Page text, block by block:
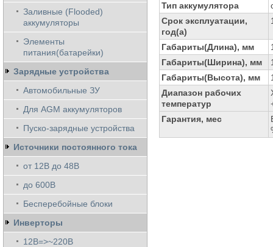
Тип аккумулятора
Срок эксплуатации,
год(а)
Габариты(Длина), мм
Габариты(Ширина), мм
Габариты(Высота), мм
Диапазон рабочих
температур
Гарантия, мес
Заливные (Flooded)
аккумуляторы
Элементы
питания(батарейки)
Зарядные устройства
Автомобильные ЗУ
Для AGM аккумуляторов
Пуско-зарядные устройства
Источники постоянного тока
от 12В до 48В
до 600В
Бесперебойные блоки
Инверторы
12В=>~220В